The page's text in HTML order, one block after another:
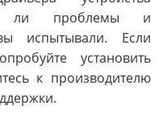
ли проблемы и
испытывали. Если
установить
к производителю